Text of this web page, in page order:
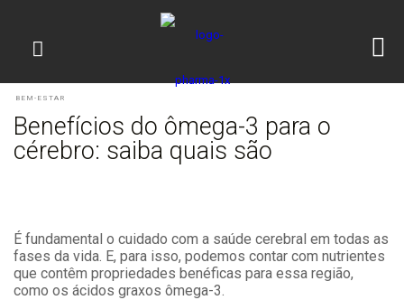
BEM-ESTAR
Benefícios do ômega-3 para o
cérebro: saiba quais são
É fundamental o cuidado com a saúde cerebral em todas as
fases da vida. E, para isso, podemos contar com nutrientes
que contêm propriedades benéficas para essa região,
como os ácidos graxos ômega-3.